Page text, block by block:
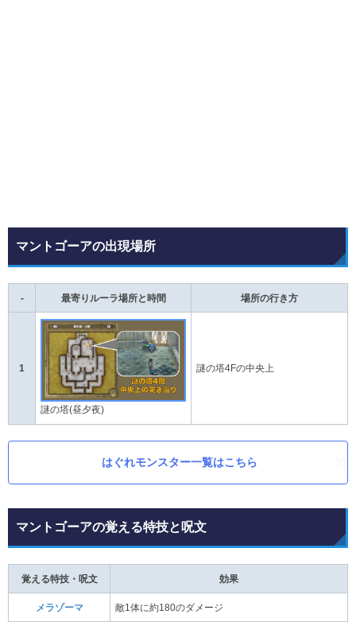
マントゴーアの出現場所
- 最寄りルーラ場所と時間 場所の行き方
1
謎の塔(昼夕夜)
謎の塔4Fの中央上
はぐれモンスター一覧はこちら
マントゴーアの覚える特技と呪文
覚える特技・呪文 効果
メラゾーマ 敵1体に約180のダメージ